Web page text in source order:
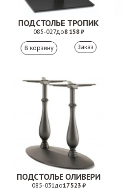
ПОДСТОЛЬЕ ТРОПИК
085-027до8 158 ₽
Заказ
ПОДСТОЛЬЕ ОЛИВЕРИ
085-031до17 523 ₽